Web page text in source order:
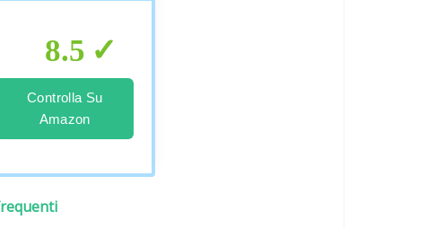
8.5
Controlla Su
Amazon